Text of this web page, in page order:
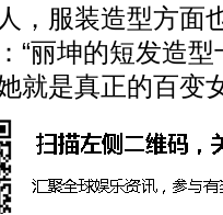
，服装造型方面
“丽坤的短发造
就是真正的百变